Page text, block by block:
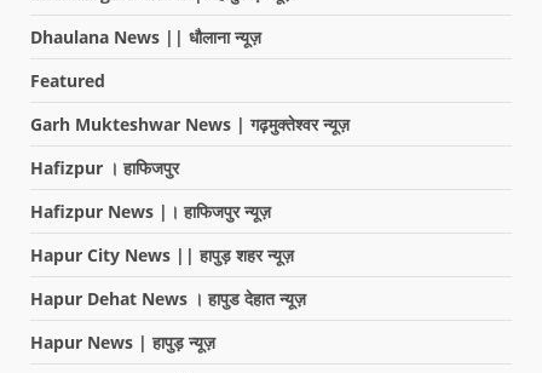
Dhaulana News || धौलाना न्यूज़
Featured
Garh Mukteshwar News | गढ़मुक्तेश्वर न्यूज़
Hafizpur । हाफिजपुर
Hafizpur News |। हाफिजपुर न्यूज़
Hapur City News || हापुड़ शहर न्यूज़
Hapur Dehat News । हापुड देहात न्यूज़
Hapur News | हापुड़ न्यूज़